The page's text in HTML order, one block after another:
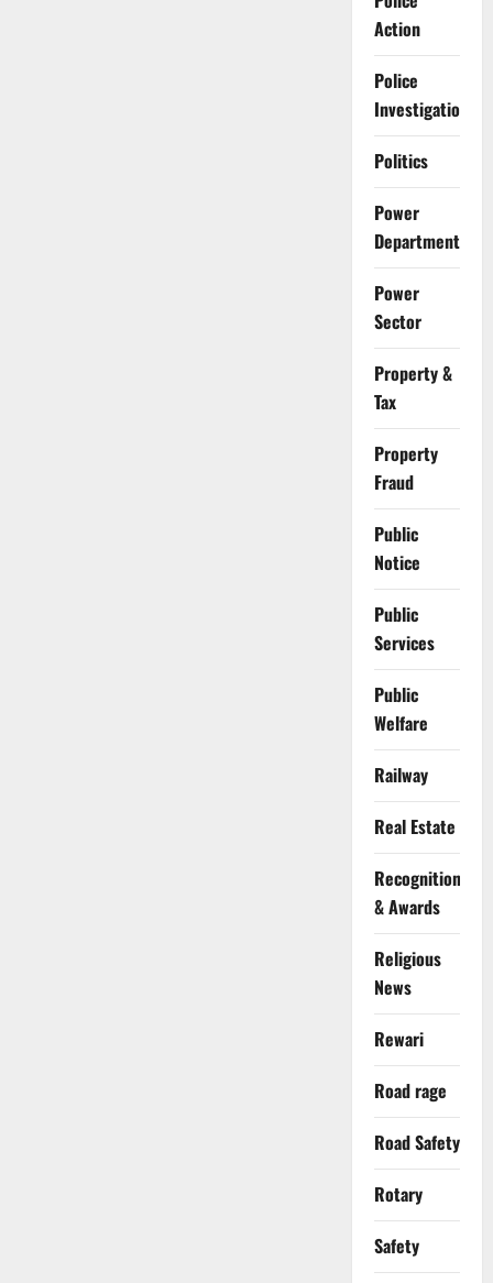
Action
Police
Investigation
Politics
Power
Department
Power
Sector
Property &
Tax
Property
Fraud
Public
Notice
Public
Services
Public
Welfare
Railway
Real Estate
Recognition
& Awards
Religious
News
Rewari
Road rage
Road Safety
Rotary
Safety